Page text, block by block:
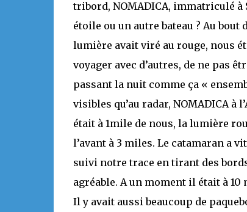
tribord, NOMADICA, immatriculé à
étoile ou un autre bateau ? Au bout
lumière avait viré au rouge, nous
voyager avec d’autres, de ne pas
passant la nuit comme ça «
visibles qu’au radar, NOMADICA à
était à 1mile de nous, la lumière
l’avant à 3 miles. Le catamaran a
suivi notre trace en tirant des
agréable. A un moment il était à 10
Il y avait aussi beaucoup de